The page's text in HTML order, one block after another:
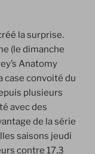
la surprise.
(le dimanche
Anatomy
case convoité du
plusieurs
avec des
de la série
saisons jeudi
contre 17,3